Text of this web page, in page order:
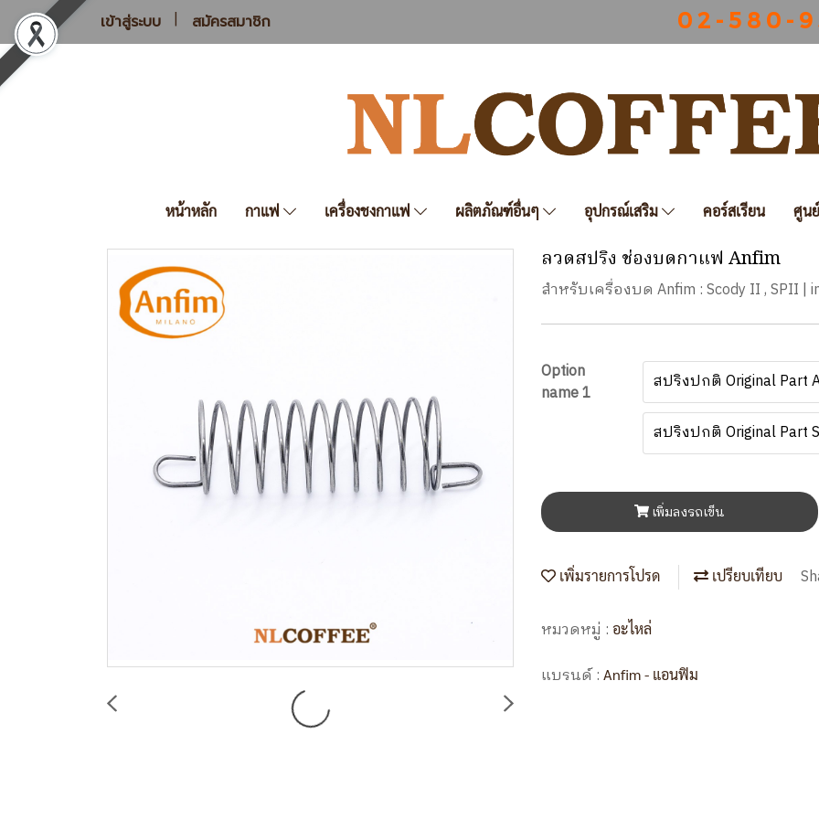
เข้าสู่ระบบ สมัครสมาชิก 0 2 - 5 8 0 - 9
หน้าหลัก กาแฟ เครื่องชงกาแฟ ผลิตภัณฑ์อื่นๆ อุปกรณ์เสริม คอร์สเรียน ศูน
ลวดสปริง ช่องบดกาแฟ Anfim
สำหรับเครื่องบด Anfim : Scody II , SPII |
Option
name 1
สปริงปกติ Original Part
สปริงปกติ Original Part
เพิ่มลงรถเข็น
เพิ่มรายการโปรด เปรียบเทียบ
หมวดหมู่ : อะไหล่
แบรนด์ : Anfim - แอนฟิม